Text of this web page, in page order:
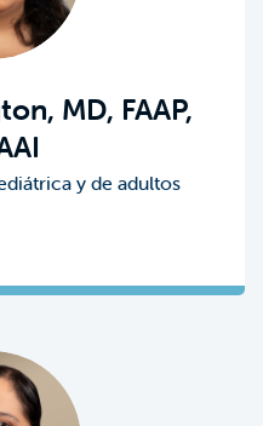
MD, FAAP,
y de adultos